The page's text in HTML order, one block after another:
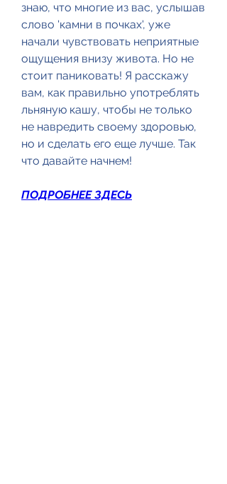
знаю, что многие из вас, услышав
слово 'камни в почках', уже
начали чувствовать неприятные
ощущения внизу живота. Но не
стоит паниковать! Я расскажу
вам, как правильно употреблять
льняную кашу, чтобы не только
не навредить своему здоровью,
но и сделать его еще лучше. Так
что давайте начнем!
ПОДРОБНЕЕ ЗДЕСЬ